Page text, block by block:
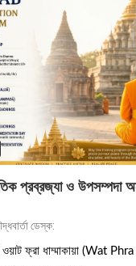
প্রব্রজ্যা ও উপসম্পদা
ডেস্ক:
ওয়াট ফ্রা ধাম্মাকায়া (Wat